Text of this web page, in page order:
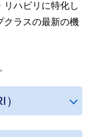
リハビリに特化し
クラスの最新の機